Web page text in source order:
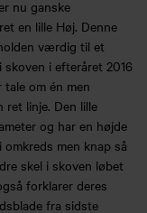
nu ganske
en lille Høj. Denne
værdig til et
i efteråret 2016
om én men
ret linje. Den lille
og har en højde
men knap så
skel i skoven løbet
forklarer deres
fra sidste